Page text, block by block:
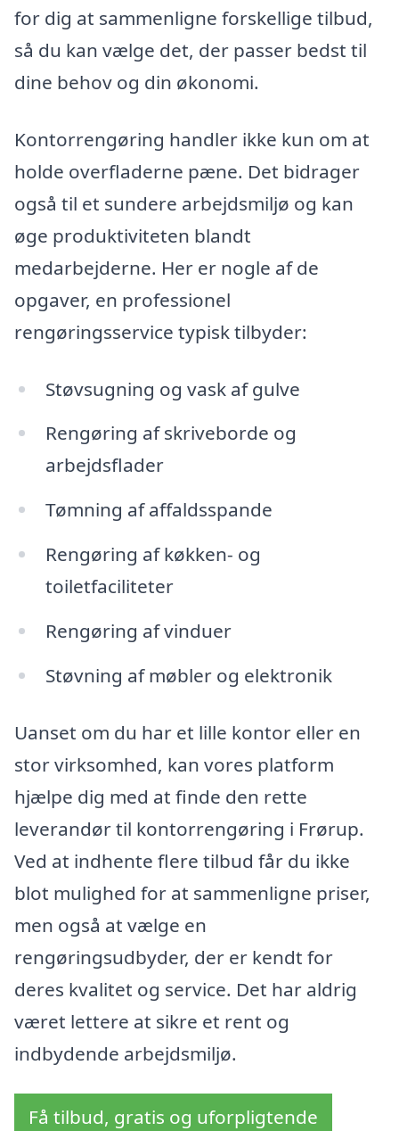
for dig at sammenligne forskellige tilbud,
så du kan vælge det, der passer bedst til
dine behov og din økonomi.
Kontorrengøring handler ikke kun om at
holde overfladerne pæne. Det bidrager
også til et sundere arbejdsmiljø og kan
øge produktiviteten blandt
medarbejderne. Her er nogle af de
opgaver, en professionel
rengøringsservice typisk tilbyder:
Støvsugning og vask af gulve
Rengøring af skriveborde og
arbejdsflader
Tømning af affaldsspande
Rengøring af køkken- og
toiletfaciliteter
Rengøring af vinduer
Støvning af møbler og elektronik
Uanset om du har et lille kontor eller en
stor virksomhed, kan vores platform
hjælpe dig med at finde den rette
leverandør til kontorrengøring i Frørup.
Ved at indhente flere tilbud får du ikke
blot mulighed for at sammenligne priser,
men også at vælge en
rengøringsudbyder, der er kendt for
deres kvalitet og service. Det har aldrig
været lettere at sikre et rent og
indbydende arbejdsmiljø.
Få tilbud, gratis og uforpligtende